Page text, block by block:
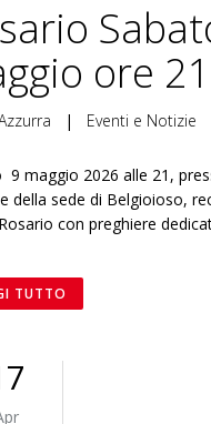
ore 21
| Eventi e Notizie
9 maggio 2026 alle 21,
della sede di Belgioioso,
con preghiere
TUTTO